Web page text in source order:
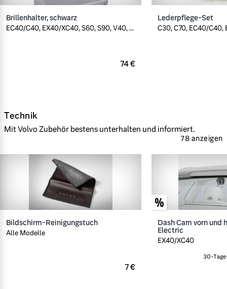
Brillenhalter, schwarz
EC40/C40, EX40/XC40, S60, S90, V40, ...
74 €
Lederpflege-Set
C30, C70, EC40/C40,
Technik
Mit Volvo Zubehör bestens unterhalten und informiert.
78 anzeigen
Bildschirm-Reinigungstuch
Alle Modelle
7 €
Dash Cam vorn und
Electric
EX40/XC40
30-